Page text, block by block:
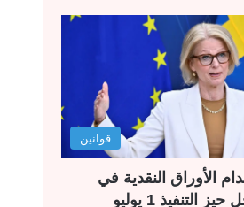
قوانين
الأوراق النقدية في
التنفيذ 1 يوليو